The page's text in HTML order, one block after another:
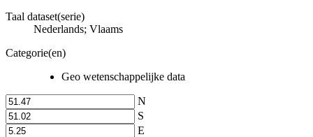
Taal dataset(serie)
Nederlands; Vlaams
Categorie(en)
Geo wetenschappelijke data
N
S
E